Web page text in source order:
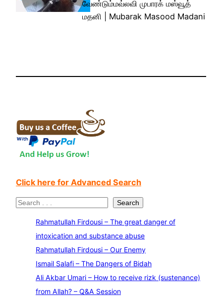
வேண்டும்மவ்லவி முபாரக் மஸ்வூத்
மதனி | Mubarak Masood Madani
Click here for Advanced Search
S
Search
Rahmatullah Firdousi – The great danger of
intoxication and substance abuse
Rahmatullah Firdousi – Our Enemy
Ismail Salafi – The Dangers of Bidah
Ali Akbar Umari – How to receive rizk (sustenance)
from Allah? – Q&A Session